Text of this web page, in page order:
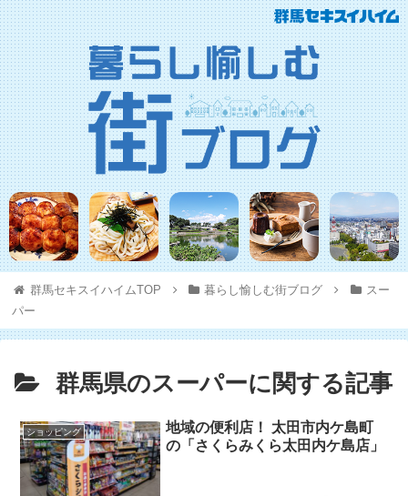
群馬セキスイハイムTOP 暮らし愉しむ街ブログ
スー
パー
群馬県のスーパーに関する記事
ショッピング
地域の便利店！ 太田市内ケ島町
の「さくらみくら太田内ケ島店」